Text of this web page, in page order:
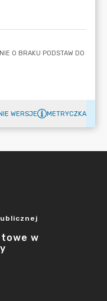
WERSJE METRYCZKA
w